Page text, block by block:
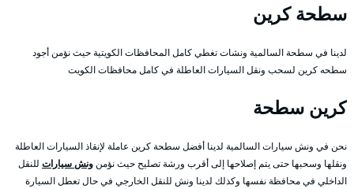
سطحة كرين
لدينا في سطحة السالمية ونشات تغطي كامل المحافظات الكويتية حيث نؤمن أجود
سطحه كرين لسحب ونقل السيارات العاطلة في كامل محافظات الكويت
كرين سطحة
نحن في ونش سيارات السالمية لدينا أفضل سطحة كرين عاملة لإنقاذ السيارات العاطلة
ونقلها وسحبها حتى يتم إصلاحها إلى أقرب ورشة تصليح حيث نؤمنونش سيارات للنقل
الداخلي في محافظة نفسها وكذلك لدينا ونش للنقل الخارجي في حال تعطل السيارة